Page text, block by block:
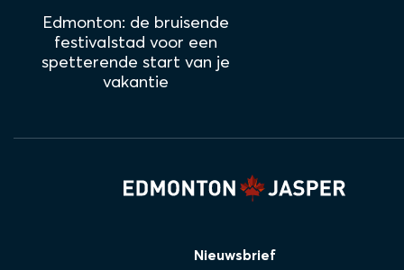
Edmonton: de bruisende
festivalstad voor een
spetterende start van je
vakantie
Nieuwsbrief